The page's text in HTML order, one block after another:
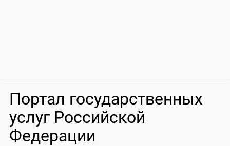
Портал государственных
услуг Российской
Федерации